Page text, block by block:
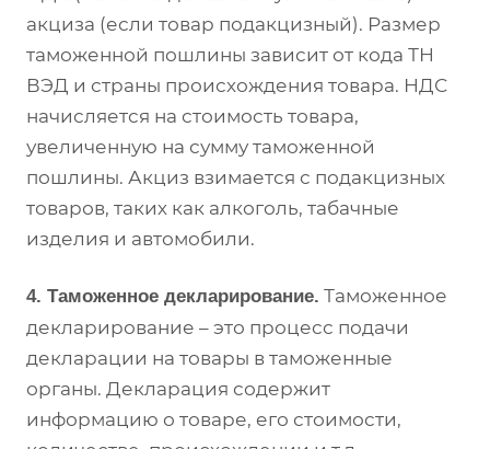
акциза (если товар подакцизный). Размер
таможенной пошлины зависит от кода ТН
ВЭД и страны происхождения товара. НДС
начисляется на стоимость товара,
увеличенную на сумму таможенной
пошлины. Акциз взимается с подакцизных
товаров, таких как алкоголь, табачные
изделия и автомобили.
4. Таможенное декларирование. Таможенное
декларирование – это процесс подачи
декларации на товары в таможенные
органы. Декларация содержит
информацию о товаре, его стоимости,